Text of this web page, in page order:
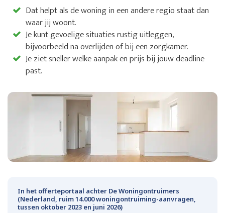
Dat helpt als de woning in een andere regio staat dan
waar jij woont.
Je kunt gevoelige situaties rustig uitleggen,
bijvoorbeeld na overlijden of bij een zorgkamer.
Je ziet sneller welke aanpak en prijs bij jouw deadline
past.
In het offerteportaal achter De Woningontruimers
(Nederland, ruim 14.000 woningontruiming-aanvragen,
tussen oktober 2023 en juni 2026)